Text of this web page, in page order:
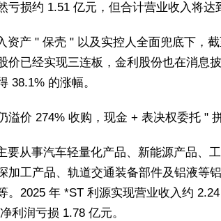
亏损约 1.51 亿元，但合计营业收入将达
资产 " 保壳 " 以及实控人全面兜底下，
价已经实现三连板，金利股份也在消息
38.1% 的涨幅。
溢价 274% 收购，现金 + 表决权委托 "
要从事汽车轻量化产品、新能源产品、
加工产品、轨道交通装备部件及铝液等
。2025 年 *ST 利源实现营业收入约
利润亏损 1.78 亿元。